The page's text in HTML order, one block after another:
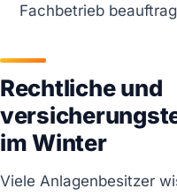
Fachbetrieb
Rechtliche und
im Winter
Viele Anlagenbesitzer